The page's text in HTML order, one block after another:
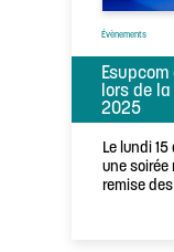
Évènements
lors de
2025
Le lundi
une soirée
remise